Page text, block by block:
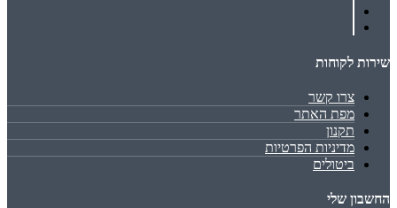
שירות לקוחות
צרו קשר
מפת האתר
תקנון
מדיניות הפרטיות
ביטולים
החשבון שלי